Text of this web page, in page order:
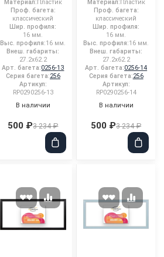
Материал:Пластик
Проф. багета:
классический
Шир. профиля:
16 мм.
Выс. профиля:16 мм.
Внеш. габариты:
27.2x62.2
Арт. багета:0256-13
Серия багета:256
Артикул:
RP0290256-13
В наличии
500 ₽3 234 ₽
Материал:Пластик
Проф. багета:
классический
Шир. профиля:
16 мм.
Выс. профиля:16 мм.
Внеш. габариты:
27.2x62.2
Арт. багета:0256-14
Серия багета:256
Артикул:
RP0290256-14
В наличии
500 ₽3 234 ₽